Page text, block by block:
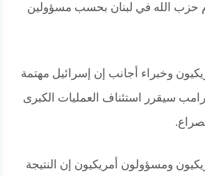
حزب الله في لبنان بحسب مسؤولين
وخبراء أجانب إن إسرائيل مهتمة
سيقرر استئناف العمليات الكبرى
ومسؤولون أمريكيون إن النتيجة